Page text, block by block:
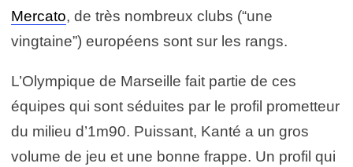
Mercato, de très nombreux clubs (“une
vingtaine”) européens sont sur les rangs.
L’Olympique de Marseille fait partie de ces
équipes qui sont séduites par le profil prometteur
du milieu d’1m90. Puissant, Kanté a un gros
volume de jeu et une bonne frappe. Un profil qui